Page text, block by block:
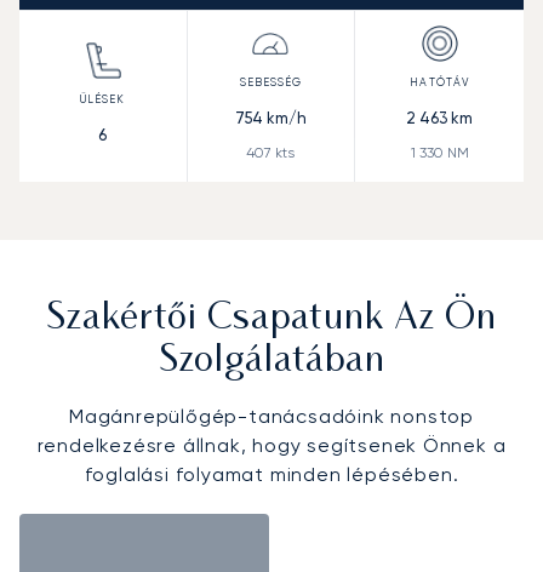
6
754 km/h
407 kts
2 463 km
1 330 NM
Szakértői Csapatunk Az Ön
Szolgálatában
Magánrepülőgép-tanácsadóink nonstop
rendelkezésre állnak, hogy segítsenek Önnek a
foglalási folyamat minden lépésében.